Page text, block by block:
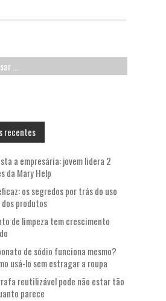
recentes
a empresária: jovem lidera 2
da Mary Help
os segredos por trás do uso
produtos
de limpeza tem crescimento
de sódio funciona mesmo?
usá-lo sem estragar a roupa
reutilizável pode não estar tão
parece